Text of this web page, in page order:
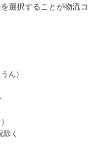
選択することが物流コ
ん）
く